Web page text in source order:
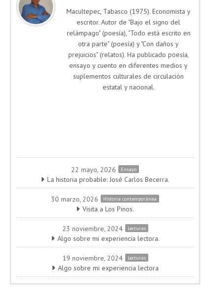
Macultepec, Tabasco (1975). Economista y
escritor. Autor de "Bajo el signo del
relámpago" (poesía), "Todo está escrito en
otra parte" (poesía) y "Con daños y
prejuicios" (relatos). Ha publicado poesía,
ensayo y cuento en diferentes medios y
suplementos culturales de circulación
estatal y nacional.
22 mayo, 2026 Ensayo
La historia probable: José Carlos Becerra.
30 marzo, 2026 Historia contemporánea
Visita a Los Pinos.
23 noviembre, 2024 Lecturas
Algo sobre mi experiencia lectora.
19 noviembre, 2024 Lecturas
Algo sobre mi experiencia lectora